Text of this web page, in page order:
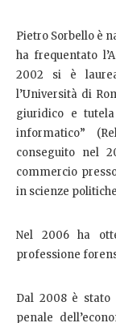
Pietro Sorbello è
ha frequentato
2002 si è
l’Università di
giuridico e
informatico”
conseguito nel
commercio
in scienze
Nel 2006 ha
professione
Dal 2008 è
penale